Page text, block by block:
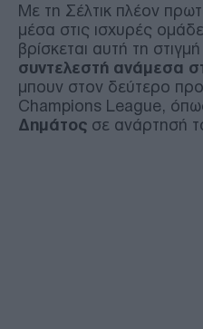
Με τη Σέλτικ πλέον
μέσα στις ισχυρές
βρίσκεται αυτή τη
συντελεστή ανάμεσα
μπουν στον δεύτερο
Champions League,
Δημάτος σε ανάρτησή